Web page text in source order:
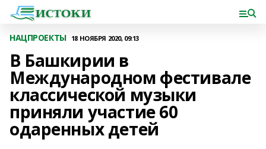
НАЦПРОЕКТЫ 18 НОЯБРЯ 2020, 09:13
В Башкирии в
Международном фестивале
классической музыки
приняли участие 60
одаренных детей